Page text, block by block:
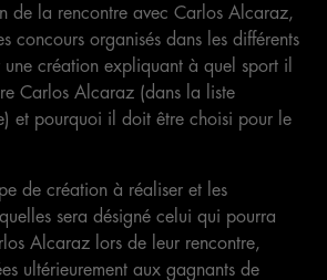
de la rencontre avec Carlos Alcaraz,
concours organisés dans les différents
création expliquant à quel sport il
Carlos Alcaraz (dans la liste
et pourquoi il doit être choisi pour le
de création à réaliser et les
sera désigné celui qui pourra
Alcaraz lors de leur rencontre,
ultérieurement aux gagnants de